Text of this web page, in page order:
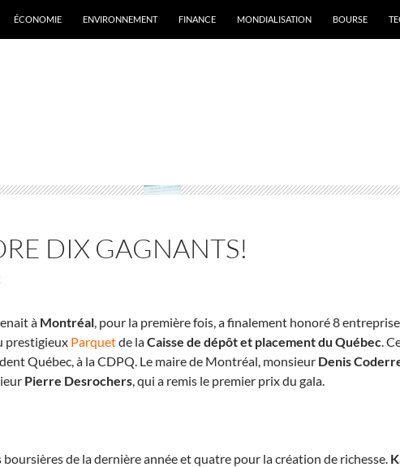
ÉCONOMIE ENVIRONNEMENT FINANCE MONDIALISATION BOURSE
DIX GAGNANTS!
à Montréal, pour la première fois, a finalement honoré 8
prestigieux Parquetde laCaisse de dépôt et placement du Québec.
Québec, à la CDPQ. Le maire de Montréal, monsieur Denis
Pierre Desrochers, qui a remis le premier prix du gala.
de la dernière année et quatre pour la création de richesse.